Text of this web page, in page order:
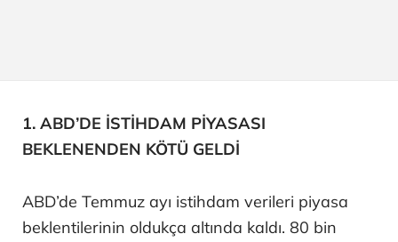
1. ABD’DE İSTİHDAM PİYASASI
BEKLENENDEN KÖTÜ GELDİ
ABD’de Temmuz ayı istihdam verileri piyasa
beklentilerinin oldukça altında kaldı. 80 bin